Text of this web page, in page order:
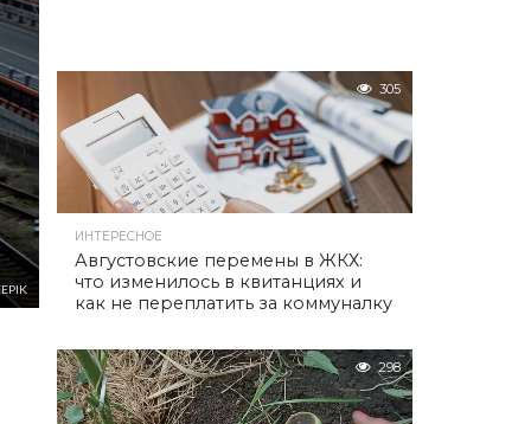
305
ИНТЕРЕСНОЕ
Августовские перемены в ЖКХ:
что изменилось в квитанциях и
как не переплатить за коммуналку
298